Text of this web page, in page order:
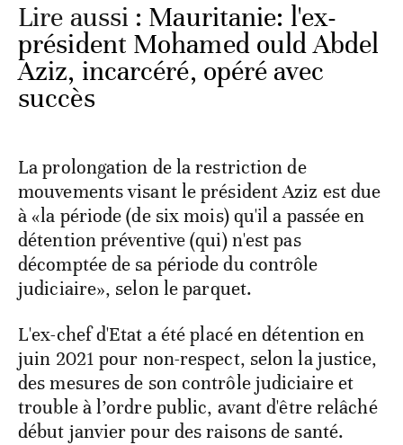
Lire aussi : Mauritanie: l'ex-
président Mohamed ould Abdel
Aziz, incarcéré, opéré avec
succès
La prolongation de la restriction de
mouvements visant le président Aziz est due
à «la période (de six mois) qu'il a passée en
détention préventive (qui) n'est pas
décomptée de sa période du contrôle
judiciaire», selon le parquet.
L'ex-chef d'Etat a été placé en détention en
juin 2021 pour non-respect, selon la justice,
des mesures de son contrôle judiciaire et
trouble à l’ordre public, avant d'être relâché
début janvier pour des raisons de santé.